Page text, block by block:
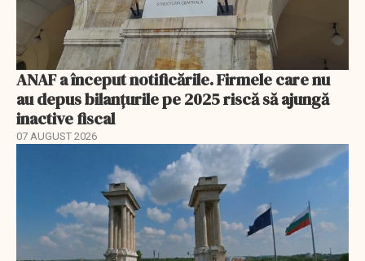
ANAF a început notificările. Firmele care nu
au depus bilanțurile pe 2025 riscă să ajungă
inactive fiscal
07 AUGUST 2026